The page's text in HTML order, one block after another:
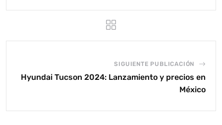
SIGUIENTE PUBLICACIÓN
Hyundai Tucson 2024: Lanzamiento y precios en
México